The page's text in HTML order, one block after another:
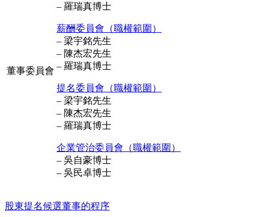
董事委員會
– 羅瑞真博士
薪酬委員會（職權範圍）
– 梁宇銘先生
– 陳杰宏先生
– 羅瑞真博士
提名委員會（職權範圍）
– 梁宇銘先生
– 陳杰宏先生
– 羅瑞真博士
企業管治委員會（職權範圍）
– 吳自豪博士
– 吳民卓博士
股東提名候選董事的程序